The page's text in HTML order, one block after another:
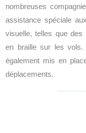
nombreuses
assistance spéciale
visuelle, telles que des
en braille sur les
également mis en
déplacements.